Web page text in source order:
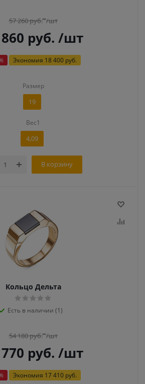
57 260руб. /шт
руб. /шт
Экономия 18 400 руб.
Размер
19
Вес1
4,09
В корзину
Кольцо Дельта
Есть в наличии (1)
54 180руб. /шт
руб. /шт
Экономия 17 410 руб.